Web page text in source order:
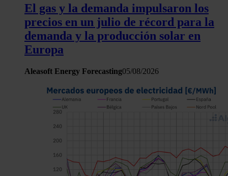
El gas y la demanda impulsaron los
precios en un julio de récord para la
demanda y la producción solar en
Europa
Aleasoft Energy Forecasting05/08/2026